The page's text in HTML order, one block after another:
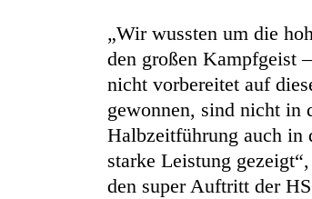
„Wir wussten um die
den großen Kampfgeist
nicht vorbereitet auf
gewonnen, sind nicht in
Halbzeitführung auch in
starke Leistung
den super Auftritt der